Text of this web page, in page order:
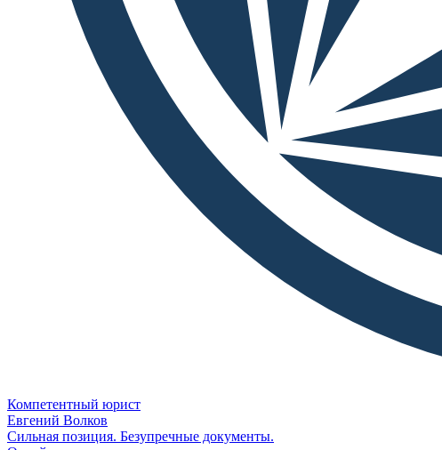
Компетентный юрист
Евгений Волков
Сильная позиция. Безупречные документы.